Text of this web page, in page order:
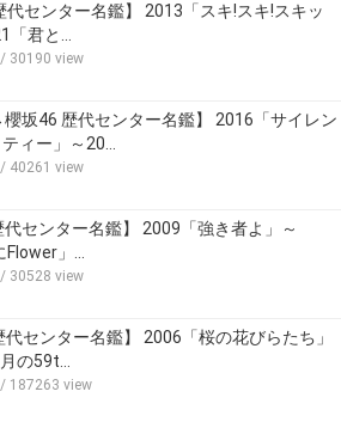
代センター名鑑】 2013「スキ!スキ!スキッ
「君と…
/ 30190 view
櫻坂46 歴代センター名鑑】 2016「サイレン
ィー」～20…
/ 40261 view
代センター名鑑】 2009「強き者よ」～
」…
/ 30528 view
代センター名鑑】 2006「桜の花びらたち」
の59t…
/ 187263 view